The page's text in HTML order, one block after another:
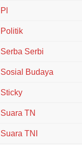
Pl
Politik
Serba Serbi
Sosial Budaya
Sticky
Suara TN
Suara TNI